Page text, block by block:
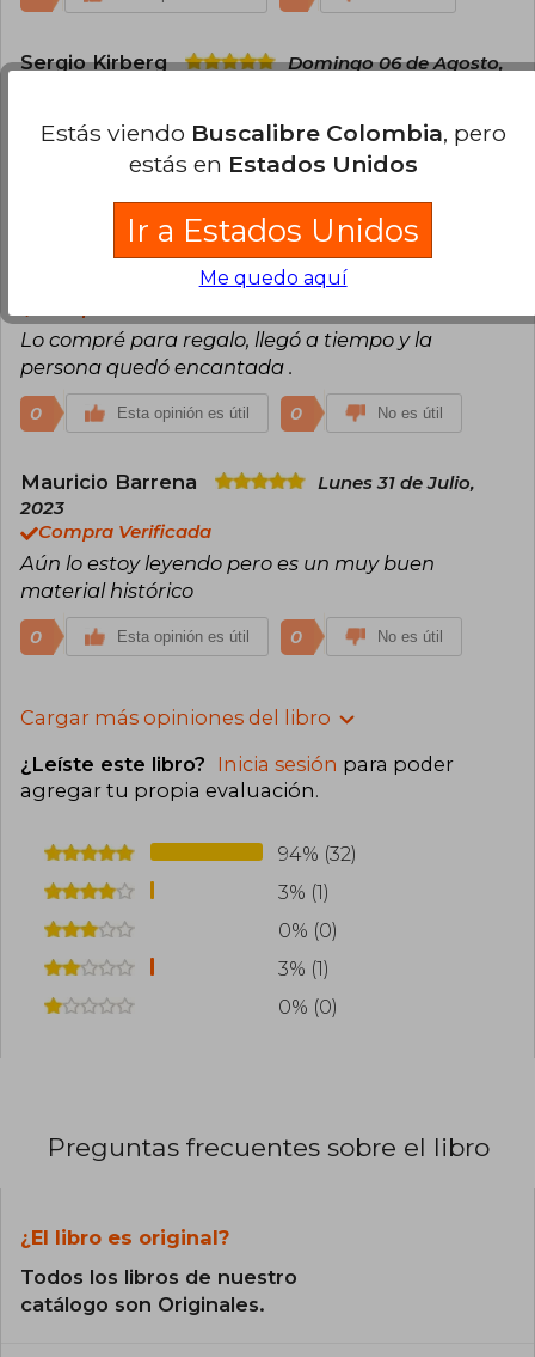
Sergio Kirberg
Domingo 06 de Agosto,
Completa descripción del período 1970 - 1973
Hilaneh Tuma
Lunes 23 de Octubre,
Lo compré para regalo, llegó a tiempo y la
persona quedó encantada .
0 Esta opinión es útil 0 No es útil
Mauricio Barrena
Lunes 31 de Julio,
2023
Compra Verificada
Aún lo estoy leyendo pero es un muy buen
material histórico
0 Esta opinión es útil 0 No es útil
Cargar más opiniones del libro
¿Leíste este libro? Inicia sesión para poder
agregar tu propia evaluación.
94% (32)
3% (1)
0% (0)
3% (1)
0% (0)
Preguntas frecuentes sobre el libro
¿El libro es original?
Todos los libros de nuestro
catálogo son Originales.
Estás viendo Buscalibre Colombia, pero
estás en Estados Unidos
Ir a Estados Unidos
Me quedo aquí